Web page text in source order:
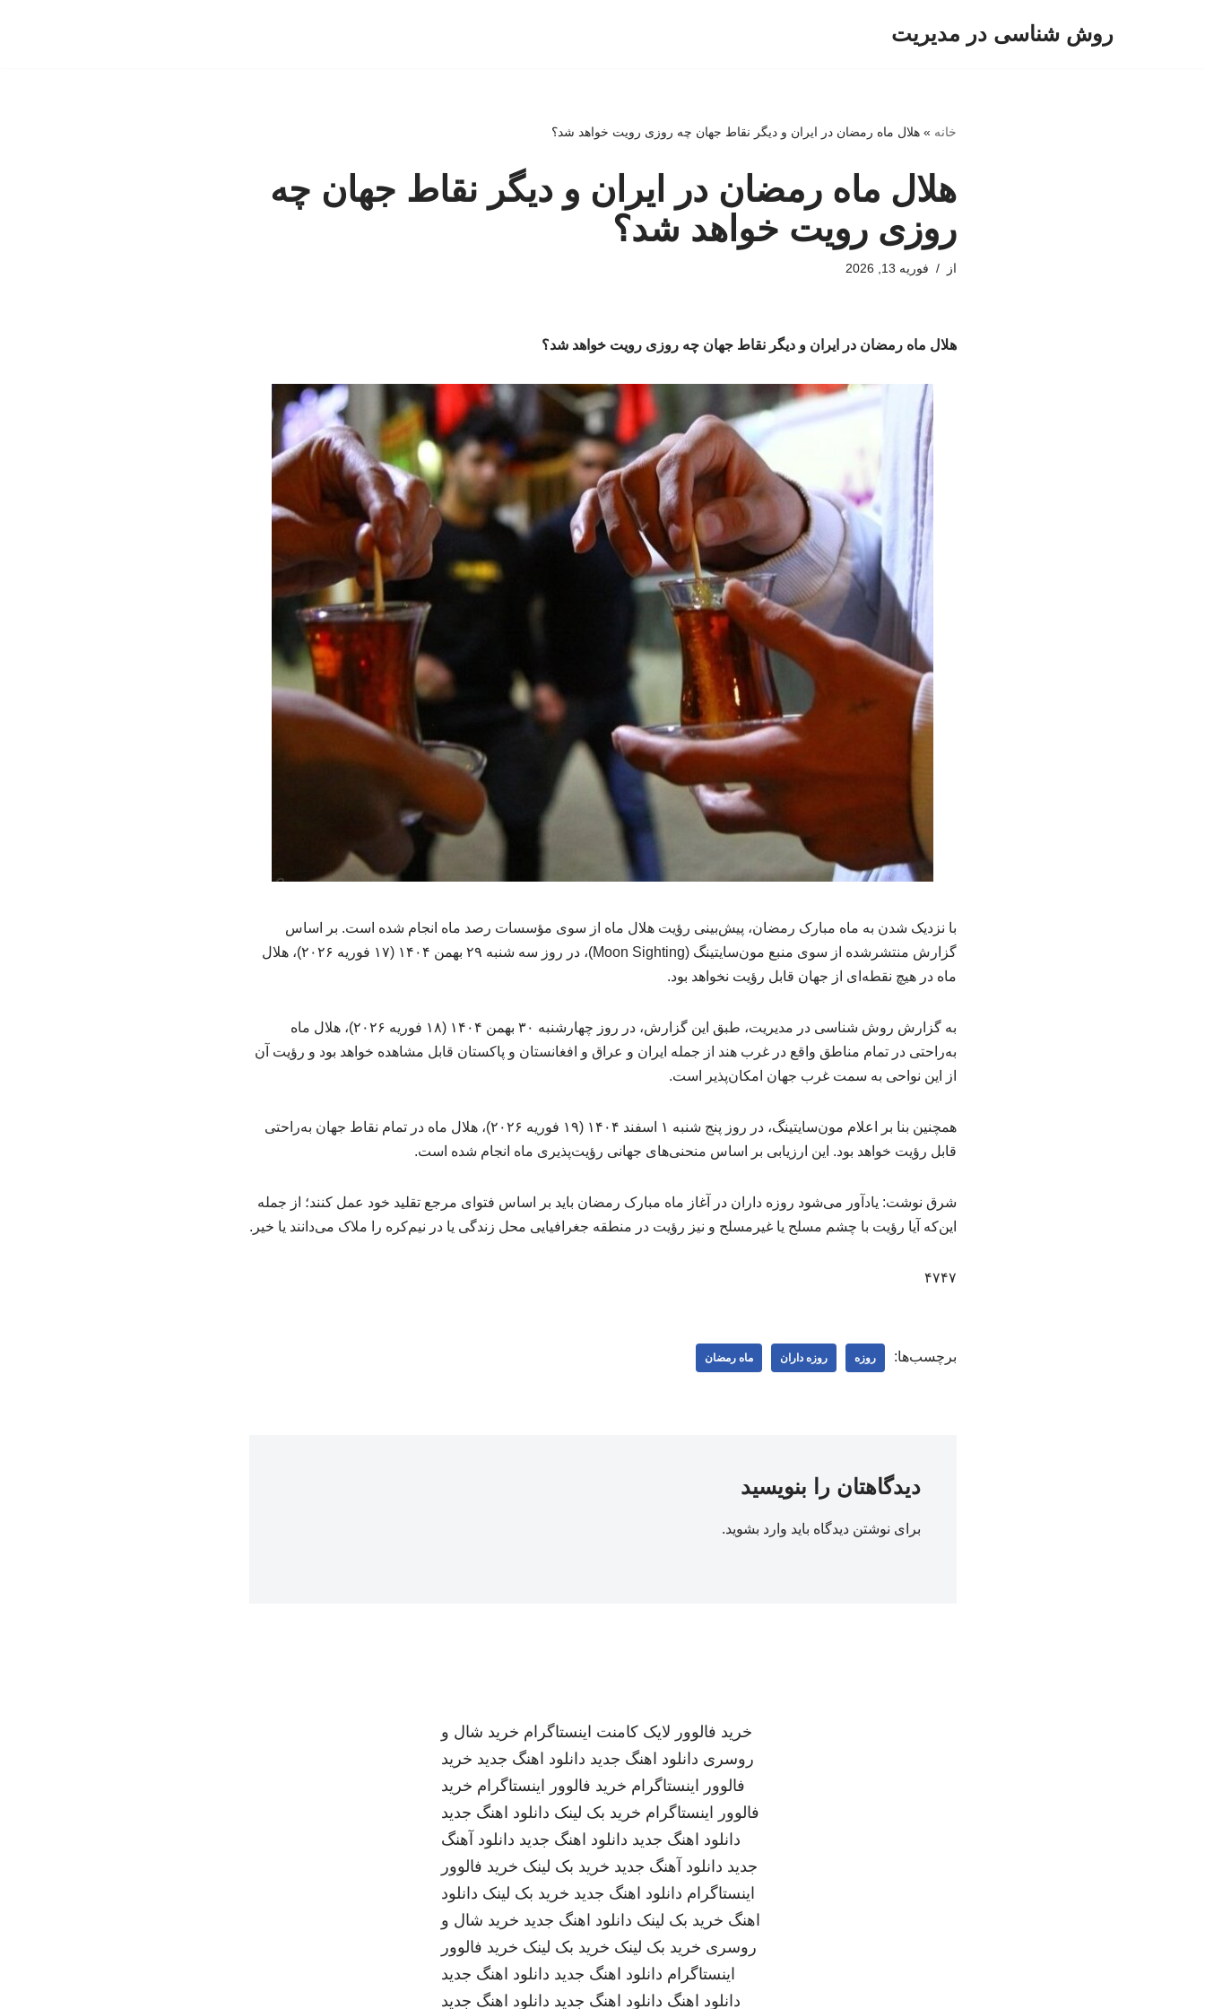
روش شناسی در مدیریت
خانه »هلال ماه رمضان در ایران و دیگر نقاط جهان چه روزی رویت خواهد شد؟
هلال ماه رمضان در ایران و دیگر نقاط جهان چه
روزی رویت خواهد شد؟
از فوریه 13, 2026
هلال ماه رمضان در ایران و دیگر نقاط جهان چه روزی رویت خواهد شد؟
با نزدیک شدن به ماه مبارک رمضان، پیش‌بینی رؤیت هلال ماه از سوی مؤسسات رصد ماه انجام شده است. بر اساس
گزارش منتشرشده از سوی منبع مون‌سایتینگ (Moon Sighting)، در روز سه شنبه ۲۹ بهمن ۱۴۰۴ (۱۷ فوریه ۲۰۲۶)، هلال
ماه در هیچ نقطه‌ای از جهان قابل رؤیت نخواهد بود.
به گزارش روش شناسی در مدیریت، طبق این گزارش، در روز چهارشنبه ۳۰ بهمن ۱۴۰۴ (۱۸ فوریه ۲۰۲۶)، هلال ماه
به‌راحتی در تمام مناطق واقع در غرب هند از جمله ایران و عراق و افغانستان و پاکستان قابل مشاهده خواهد بود و رؤیت آن
از این نواحی به سمت غرب جهان امکان‌پذیر است.
همچنین بنا بر اعلام مون‌سایتینگ، در روز پنج شنبه ۱ اسفند ۱۴۰۴ (۱۹ فوریه ۲۰۲۶)، هلال ماه در تمام نقاط جهان به‌راحتی
قابل رؤیت خواهد بود. این ارزیابی بر اساس منحنی‌های جهانی رؤیت‌پذیری ماه انجام شده است.
شرق نوشت: یادآور می‌شود روزه داران در آغاز ماه مبارک رمضان باید بر اساس فتوای مرجع تقلید خود عمل کنند؛ از جمله
این‌که آیا رؤیت با چشم مسلح یا غیرمسلح و نیز رؤیت در منطقه جغرافیایی محل زندگی یا در نیم‌کره را ملاک می‌دانند یا خیر.
۴۷۴۷
برچسب‌ها: روزه روزه داران ماه رمضان
دیدگاهتان را بنویسید
برای نوشتن دیدگاه باید وارد بشوید.
خرید فالوور لایک کامنت اینستاگرام خرید شال و
روسری دانلود اهنگ جدید دانلود اهنگ جدید خرید
فالوور اینستاگرام خرید فالوور اینستاگرام خرید
فالوور اینستاگرام خرید بک لینک دانلود اهنگ جدید
دانلود اهنگ جدید دانلود اهنگ جدید دانلود آهنگ
جدید دانلود آهنگ جدید خرید بک لینک خرید فالوور
اینستاگرام دانلود اهنگ جدید خرید بک لینک دانلود
اهنگ خرید بک لینک دانلود اهنگ جدید خرید شال و
روسری خرید بک لینک خرید بک لینک خرید فالوور
اینستاگرام دانلود اهنگ جدید دانلود اهنگ جدید
دانلود اهنگ دانلود اهنگ جدید دانلود اهنگ جدید